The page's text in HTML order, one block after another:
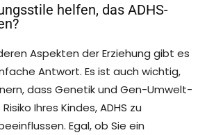
helfen, das ADHS-
Aspekten der Erziehung gibt es
Antwort. Es ist auch wichtig,
dass Genetik und Gen-Umwelt-
Ihres Kindes, ADHS zu
Egal, ob Sie ein